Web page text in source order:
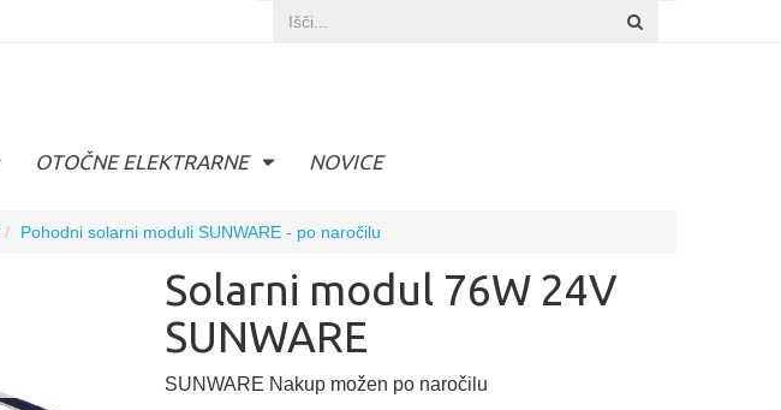
OTOČNE ELEKTRARNE NOVICE
Pohodni solarni moduli SUNWARE - po naročilu
Solarni modul 76W 24V
SUNWARE
SUNWARE Nakup možen po naročilu